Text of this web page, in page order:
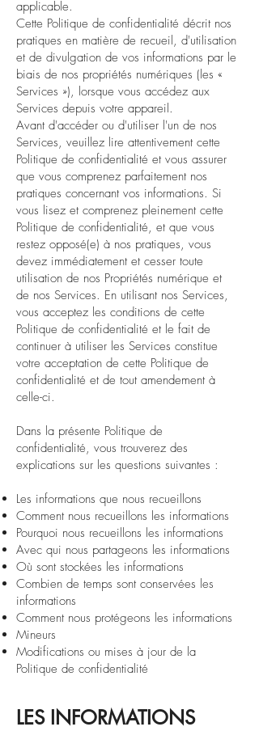
applicable.
Cette Politique de confidentialité décrit nos
pratiques en matière de recueil, d'utilisation
et de divulgation de vos informations par le
biais de nos propriétés numériques (les «
Services »), lorsque vous accédez aux
Services depuis votre appareil.
Avant d'accéder ou d'utiliser l'un de nos
Services, veuillez lire attentivement cette
Politique de confidentialité et vous assurer
que vous comprenez parfaitement nos
pratiques concernant vos informations. Si
vous lisez et comprenez pleinement cette
Politique de confidentialité, et que vous
restez opposé(e) à nos pratiques, vous
devez immédiatement et cesser toute
utilisation de nos Propriétés numérique et
de nos Services. En utilisant nos Services,
vous acceptez les conditions de cette
Politique de confidentialité et le fait de
continuer à utiliser les Services constitue
votre acceptation de cette Politique de
confidentialité et de tout amendement à
celle-ci.
Dans la présente Politique de
confidentialité, vous trouverez des
explications sur les questions suivantes :
Les informations que nous recueillons
Comment nous recueillons les informations
Pourquoi nous recueillons les informations
Avec qui nous partageons les informations
Où sont stockées les informations
Combien de temps sont conservées les
informations
Comment nous protégeons les informations
Mineurs
Modifications ou mises à jour de la
Politique de confidentialité
LES INFORMATIONS